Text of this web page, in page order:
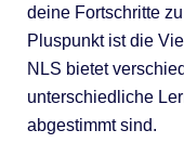
deine Fortschritte
Pluspunkt ist die
NLS bietet
unterschiedliche
abgestimmt sind.